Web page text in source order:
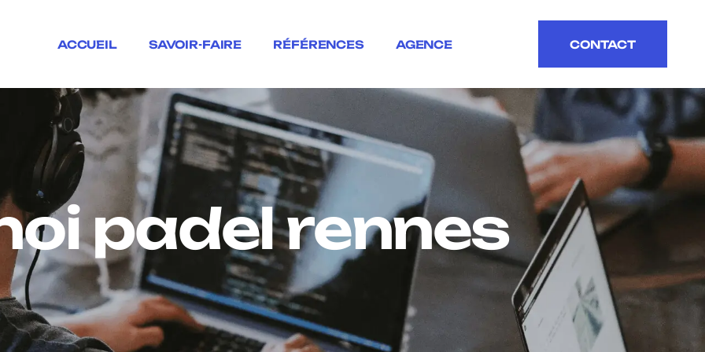
ACCUEIL SAVOIR-FAIRE RÉFÉRENCES AGENCE
CONTACT
padel rennes